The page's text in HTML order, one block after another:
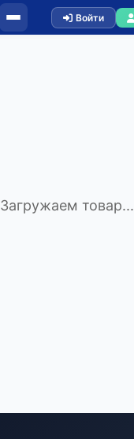
Войти
Загружаем товар...